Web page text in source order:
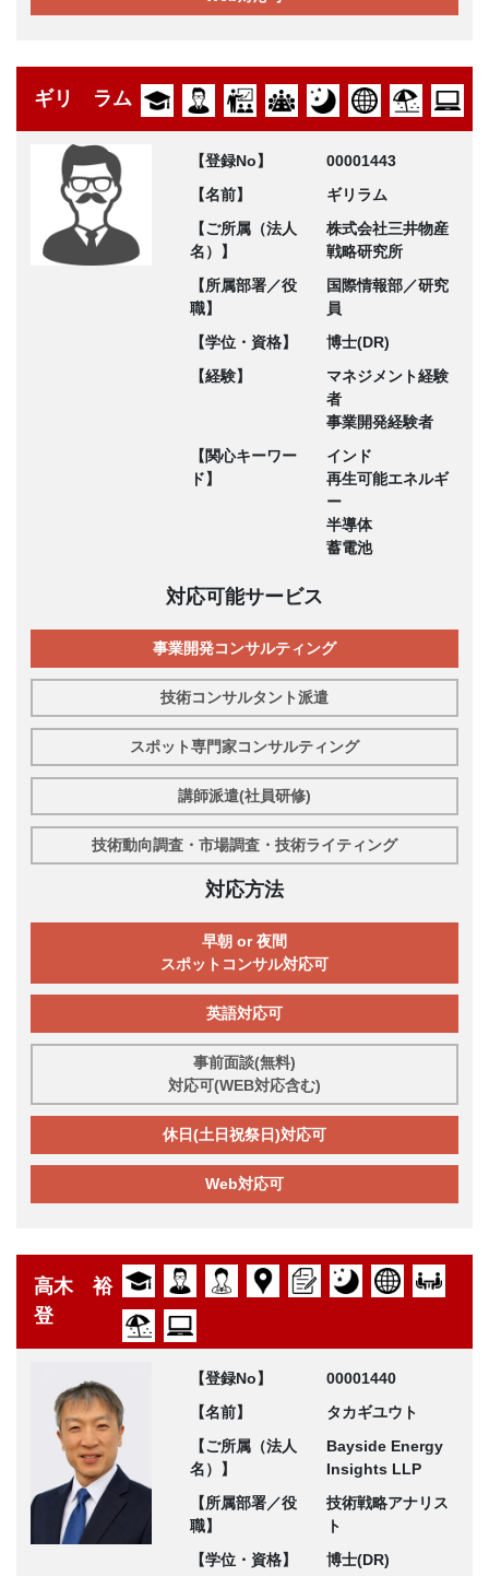
ギリ ラム
【登録No】
00001443
【名前】
ギリラム
【ご所属（法人
名）】
株式会社三井物産
戦略研究所
【所属部署／役
職】
国際情報部／研究
員
【学位・資格】
博士(DR)
【経験】
マネジメント経験
者
事業開発経験者
【関心キーワー
ド】
インド
再生可能エネルギ
ー
半導体
蓄電池
対応可能サービス
事業開発コンサルティング
技術コンサルタント派遣
スポット専門家コンサルティング
講師派遣(社員研修)
技術動向調査・市場調査・技術ライティング
対応方法
早朝 or 夜間
スポットコンサル対応可
英語対応可
事前面談(無料)
対応可(WEB対応含む)
休日(土日祝祭日)対応可
Web対応可
高木 裕
登
【登録No】
00001440
【名前】
タカギユウト
【ご所属（法人
名）】
Bayside Energy
Insights LLP
【所属部署／役
職】
技術戦略アナリス
ト
【学位・資格】
博士(DR)